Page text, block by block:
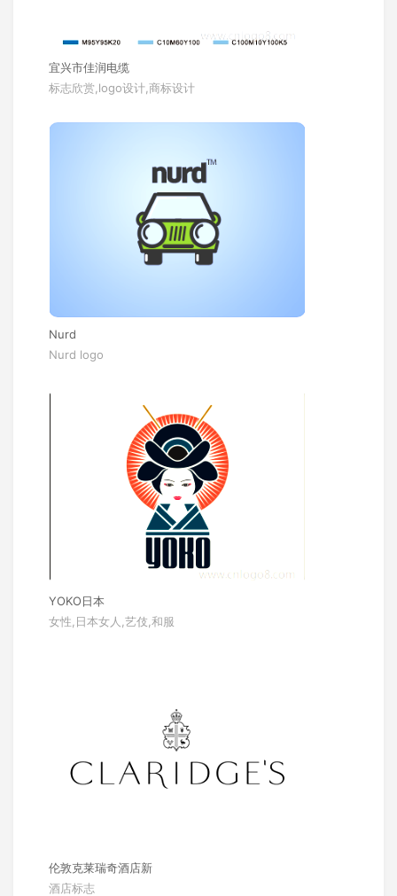
宜兴市佳润电缆
标志欣赏,logo设计,商标设计
Nurd
Nurd logo
YOKO日本
女性,日本女人,艺伎,和服
伦敦克莱瑞奇酒店新
酒店标志